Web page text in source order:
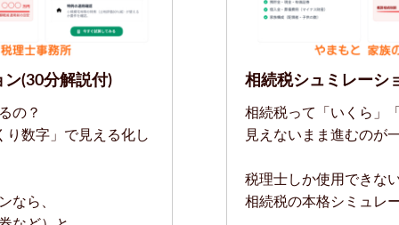
(30分解説付)
の？
数字」で見える化し
なら、
相続税シュミレーシ
相続税って「いくら」
見えないまま進むのが
税理士しか使用できな
相続税の本格シミュレ